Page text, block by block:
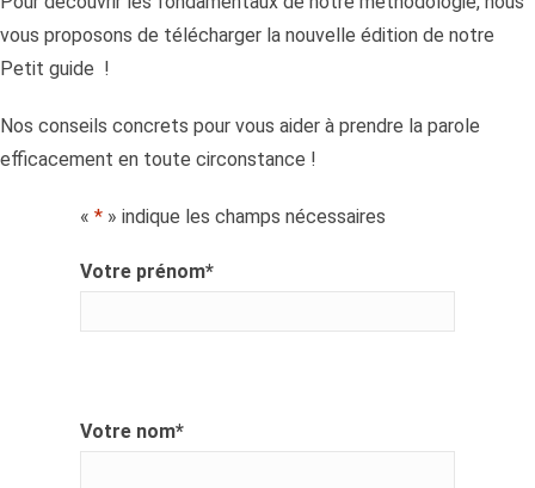
vous proposons de télécharger la nouvelle édition de notre
Petit guide !
Nos conseils concrets pour vous aider à prendre la parole
efficacement en toute circonstance !
«* » indique les champs nécessaires
Votre prénom*
Votre nom*